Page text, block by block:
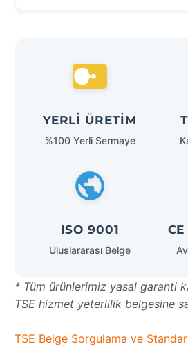
YERLI ÜRETIM
%100 Yerli Sermaye
ISO 9001
Uluslararası Belge
* Tüm ürünlerimiz yasal garanti
TSE hizmet yeterlilik belgesine
TSE Belge Sorgulama ve